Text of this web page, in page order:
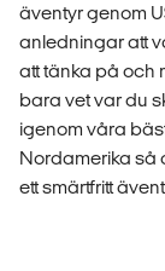
äventyr genom
anledningar att
att tänka på och
bara vet var du
igenom våra
Nordamerika så
ett smärtfritt